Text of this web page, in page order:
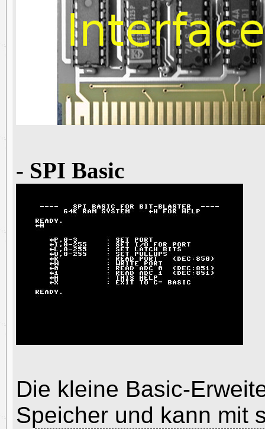
- SPI Basic
Die kleine Basic-
Speicher und kann mit